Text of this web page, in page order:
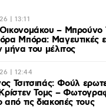
| 13:11
– Μπρούνο
Μπόρα: Mαγευτικές
μήνα του μέλιτος
| 12:44
Τσιτσιπάς: Φούλ
Τομς –
από τις διακοπές τους